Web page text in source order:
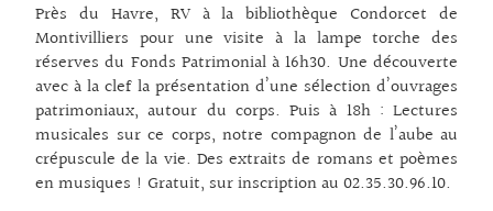
Près du Havre, RV à la bibliothèque Condorcet de
Montivilliers pour une visite à la lampe torche des
réserves du Fonds Patrimonial à 16h30. Une découverte
avec à la clef la présentation d’une sélection d’ouvrages
patrimoniaux, autour du corps. Puis à 18h : Lectures
musicales sur ce corps, notre compagnon de l’aube au
crépuscule de la vie. Des extraits de romans et poèmes
en musiques ! Gratuit, sur inscription au 02.35.30.96.10.